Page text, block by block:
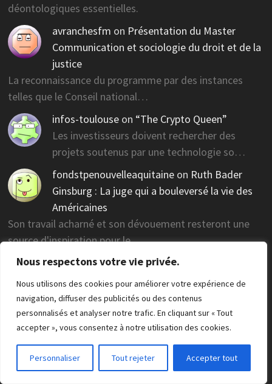
Nous respectons votre vie privée.
Nous utilisons des cookies pour améliorer votre expérience de
navigation, diffuser des publicités ou des contenus
personnalisés et analyser notre trafic. En cliquant sur « Tout
accepter », vous consentez à notre utilisation des cookies.
Personnaliser Tout rejeter Accepter tout
déontologiques essentielles.
avranchesfm on Présentation du Master
Communication et sociologie du droit et de la
justice
La reconnaissance du programme par des instances
telles que le Conseil national…
infos-toulouse on “The Crypto Queen”
Les investisseurs doivent rechercher des
projets soutenus par une technologie so…
fondstpenouvelleaquitaine on Ruth Bader
Ginsburg : La juge qui a bouleversé la vie des
Américaines
Son travail acharné et son dévouement resteront une
source d'inspiration pour le…
poledoconPacisLexis Family Law : le premier
cabinet d’avocats européen dans le Metavers
Leur engagement envers la compréhension
des besoins des clients et l'utilisation…
retail-dinneron Margaret Hamilton, la femme
Son héritage illustre la persévérance et